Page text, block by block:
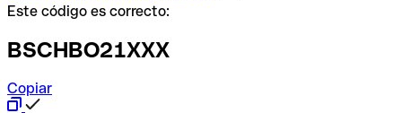
Este código es correcto:
BSCHBO21XXX
Copiar